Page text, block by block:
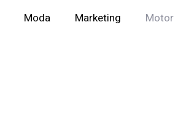
Moda Marketing Motor